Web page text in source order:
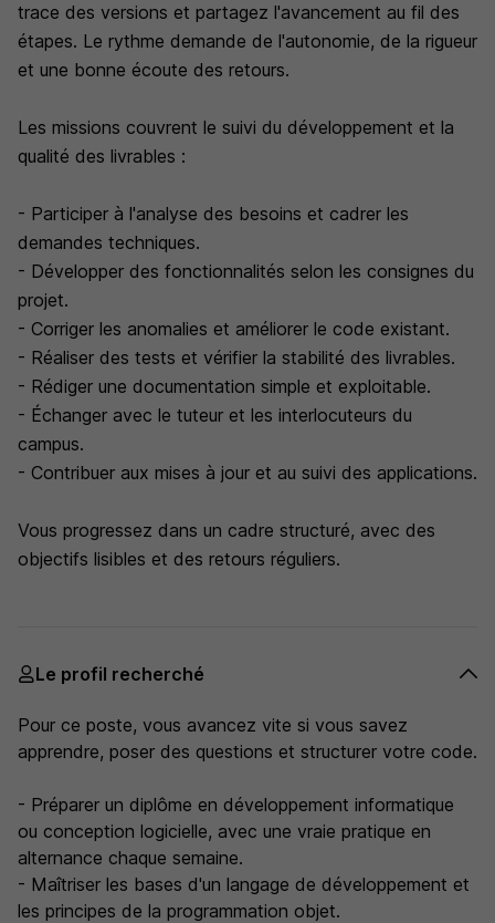
trace des versions et partagez l'avancement au fil des
étapes. Le rythme demande de l'autonomie, de la rigueur
et une bonne écoute des retours.
Les missions couvrent le suivi du développement et la
qualité des livrables :
- Participer à l'analyse des besoins et cadrer les
demandes techniques.
- Développer des fonctionnalités selon les consignes du
projet.
- Corriger les anomalies et améliorer le code existant.
- Réaliser des tests et vérifier la stabilité des livrables.
- Rédiger une documentation simple et exploitable.
- Échanger avec le tuteur et les interlocuteurs du
campus.
- Contribuer aux mises à jour et au suivi des applications.
Vous progressez dans un cadre structuré, avec des
objectifs lisibles et des retours réguliers.
Le profil recherché
Pour ce poste, vous avancez vite si vous savez
apprendre, poser des questions et structurer votre code.
- Préparer un diplôme en développement informatique
ou conception logicielle, avec une vraie pratique en
alternance chaque semaine.
- Maîtriser les bases d'un langage de développement et
les principes de la programmation objet.